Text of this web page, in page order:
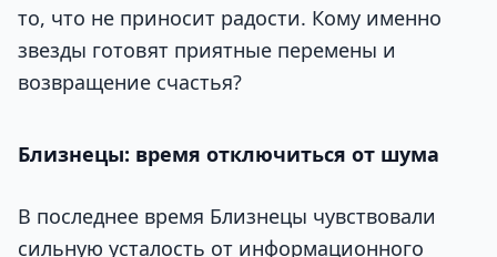
то, что не приносит радости. Кому именно
звезды готовят приятные перемены и
возвращение счастья?
Близнецы: время отключиться от шума
В последнее время Близнецы чувствовали
сильную усталость от информационного